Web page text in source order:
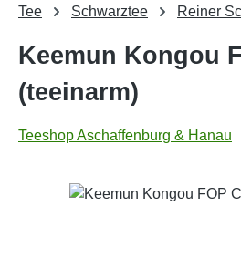
Tee Schwarztee Reiner
Keemun Kongou
(teeinarm)
Teeshop Aschaffenburg & Hanau
Bildergalerie überspringen